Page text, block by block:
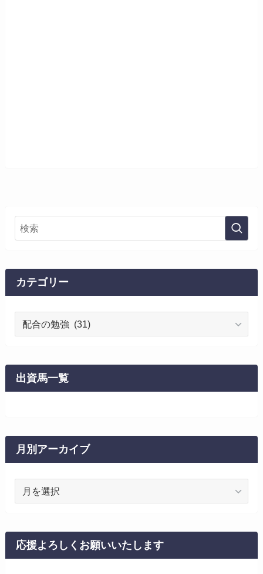
カテゴリー
カ
リ
ー
出資馬一覧
月別アーカイブ
ー
カ
イ
応援よろしくお願いいたします